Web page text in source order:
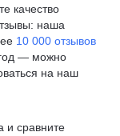
качество
наша
10 000 отзывов
— можно
на наш
и сравните